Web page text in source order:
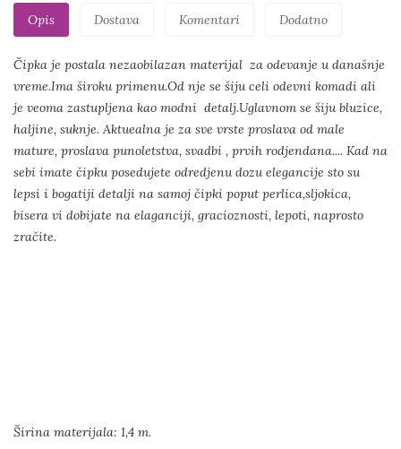
Opis Dostava Komentari Dodatno
Čipka je postala nezaobilazan materijal za odevanje u današnje
vreme.Ima široku primenu.Od nje se šiju celi odevni komadi ali
je veoma zastupljena kao modni detalj.Uglavnom se šiju bluzice,
haljine, suknje. Aktuealna je za sve vrste proslava od male
mature, proslava punoletstva, svadbi , prvih rodjendana.... Kad na
sebi imate čipku posedujete odredjenu dozu elegancije sto su
lepsi i bogatiji detalji na samoj čipki poput perlica,sljokica,
bisera vi dobijate na elaganciji, gracioznosti, lepoti, naprosto
zračite.
Širina materijala: 1,4 m.